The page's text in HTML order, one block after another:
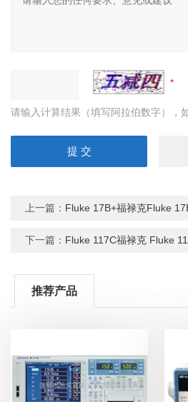
请输入计算结果（填写阿拉伯数字），
上一篇： Fluke 17B+福禄克Fluke
下一篇： Fluke 117C福禄克 Fluke
推荐产品